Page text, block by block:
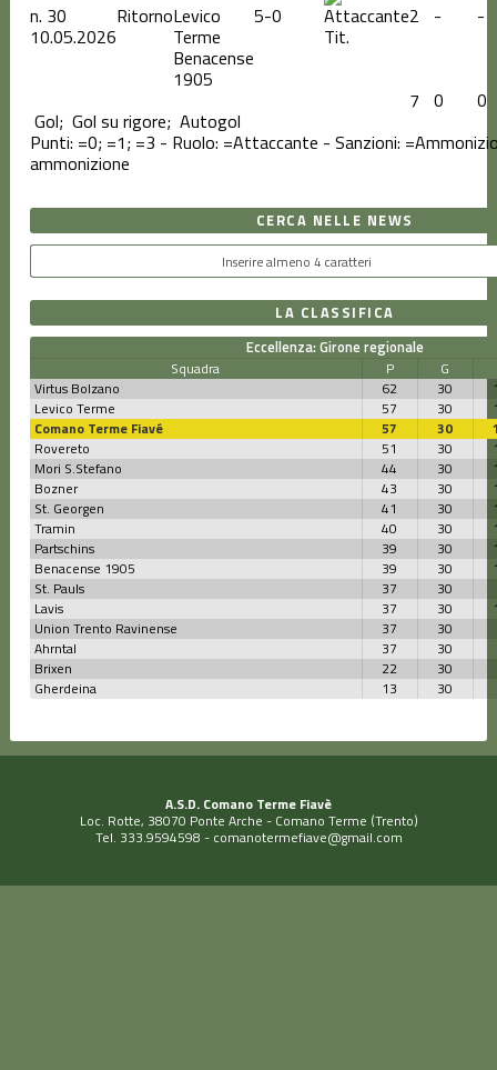
n. 30
10.05.2026
RitornoLevico
Terme
Benacense
1905
5-0
Tit.
2 - -
7 0 0
Gol; Gol su rigore; Autogol
Punti: =0; =1; =3 - Ruolo: =Attaccante - Sanzioni:
ammonizione
CERCA NELLE NEWS
LA CLASSIFICA
Eccellenza: Girone regionale
Squadra P G
Virtus Bolzano
62 30
Levico Terme
57 30
Comano Terme Fiavé
57 30
Rovereto
51 30
Mori S.Stefano
44 30
Bozner
43 30
St. Georgen
41 30
Tramin
40 30
Partschins
39 30
Benacense 1905
39 30
St. Pauls
37 30
Lavis
37 30
Union Trento Ravinense
37 30
Ahrntal
37 30
Brixen
22 30
Gherdeina
13 30
A.S.D. Comano Terme Fiavè
Loc. Rotte, 38070 Ponte Arche - Comano Terme (Trento)
Tel. 333.9594598 - comanotermefiave@gmail.com